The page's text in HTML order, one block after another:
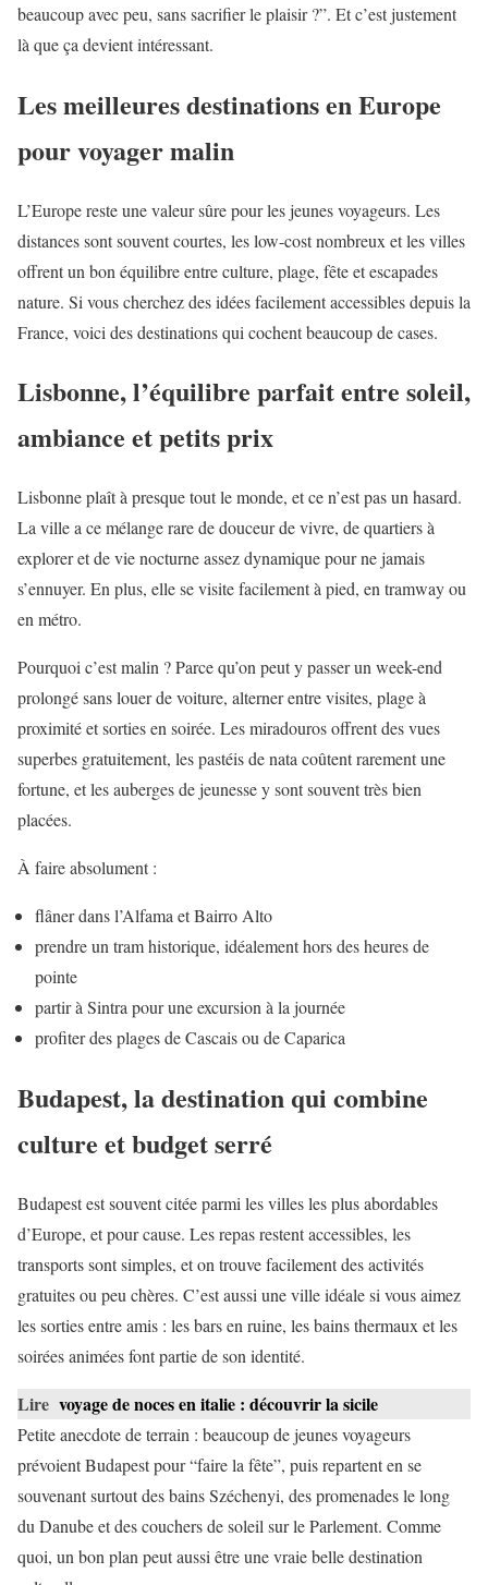
beaucoup avec peu, sans sacrifier le plaisir ?”. Et c’est justement
là que ça devient intéressant.
Les meilleures destinations en Europe
pour voyager malin
L’Europe reste une valeur sûre pour les jeunes voyageurs. Les
distances sont souvent courtes, les low-cost nombreux et les villes
offrent un bon équilibre entre culture, plage, fête et escapades
nature. Si vous cherchez des idées facilement accessibles depuis la
France, voici des destinations qui cochent beaucoup de cases.
Lisbonne, l’équilibre parfait entre soleil,
ambiance et petits prix
Lisbonne plaît à presque tout le monde, et ce n’est pas un hasard.
La ville a ce mélange rare de douceur de vivre, de quartiers à
explorer et de vie nocturne assez dynamique pour ne jamais
s’ennuyer. En plus, elle se visite facilement à pied, en tramway ou
en métro.
Pourquoi c’est malin ? Parce qu’on peut y passer un week-end
prolongé sans louer de voiture, alterner entre visites, plage à
proximité et sorties en soirée. Les miradouros offrent des vues
superbes gratuitement, les pastéis de nata coûtent rarement une
fortune, et les auberges de jeunesse y sont souvent très bien
placées.
À faire absolument :
flâner dans l’Alfama et Bairro Alto
prendre un tram historique, idéalement hors des heures de
pointe
partir à Sintra pour une excursion à la journée
profiter des plages de Cascais ou de Caparica
Budapest, la destination qui combine
culture et budget serré
Budapest est souvent citée parmi les villes les plus abordables
d’Europe, et pour cause. Les repas restent accessibles, les
transports sont simples, et on trouve facilement des activités
gratuites ou peu chères. C’est aussi une ville idéale si vous aimez
les sorties entre amis : les bars en ruine, les bains thermaux et les
soirées animées font partie de son identité.
Lire voyage de noces en italie : découvrir la sicile
Petite anecdote de terrain : beaucoup de jeunes voyageurs
prévoient Budapest pour “faire la fête”, puis repartent en se
souvenant surtout des bains Széchenyi, des promenades le long
du Danube et des couchers de soleil sur le Parlement. Comme
quoi, un bon plan peut aussi être une vraie belle destination